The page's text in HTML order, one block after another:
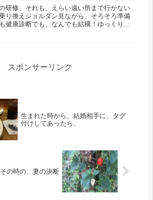
研修、それも、えらい遠い所まで行かない
り換えジョルダン見ながら、そろそろ準備
健康診断でも、なんでも結構！ゆっくりの
スポンサーリンク
生まれた時から、結婚相手に、タグ
付けしてあったら、
の時の、妻の決断